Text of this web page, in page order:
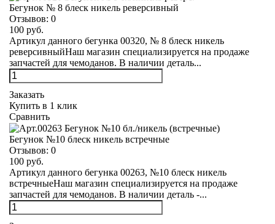
Бегунок № 8 блеск никель реверсивный
Отзывов: 0
100 руб.
Артикул данного бегунка 00320, № 8 блеск никель
реверсивныйНаш магазин специализируется на продаже
запчастей для чемоданов. В наличии деталь...
Заказать
Купить в 1 клик
Сравнить
Бегунок №10 блеск никель встречные
Отзывов: 0
100 руб.
Артикул данного бегунка 00263, №10 блеск никель
встречныеНаш магазин специализируется на продаже
запчастей для чемоданов. В наличии деталь -...